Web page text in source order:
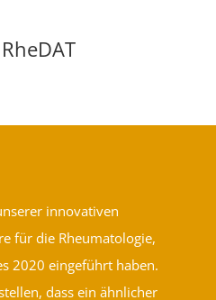
innovativen
für die Rheumatologie,
2020 eingeführt haben.
dass ein ähnlicher